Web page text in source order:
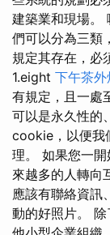
建築業和現場。
們可以分為三類
規定其存在，必
1.eight 下午茶外
有規定，且一處
可以是永久性的
cookie，以便我
理。 如果您一
來越多的人轉向
應該有聯絡資訊
動的好照片。